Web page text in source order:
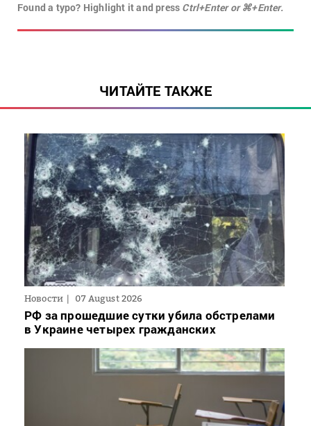
Found a typo? Highlight it and press Ctrl+Enter or ⌘+Enter.
ЧИТАЙТЕ ТАКЖЕ
Новости 07 August 2026
РФ за прошедшие сутки убила обстрелами
в Украине четырех гражданских